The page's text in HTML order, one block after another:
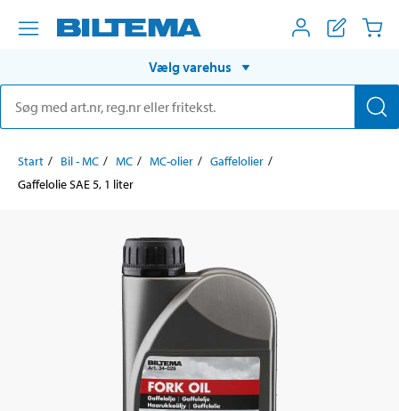
Vælg varehus
Start Bil - MC MC MC-olier
Gaffelolier
Gaffelolie SAE 5, 1 liter